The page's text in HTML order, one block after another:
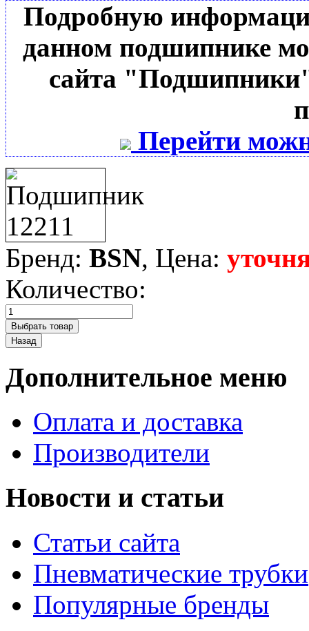
Подробную
данном подшипнике
сайта
Перейти
Бренд: BSN, Цена:
Количество:
Дополнительное меню
Оплата и доставка
Производители
Новости и статьи
Статьи сайта
Пневматические трубки
Популярные бренды